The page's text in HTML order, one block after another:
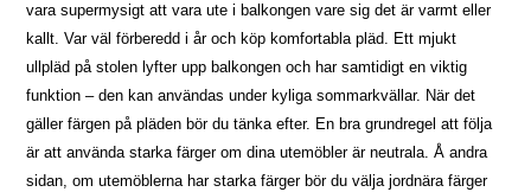
vara supermysigt att vara ute i balkongen vare sig det är varmt eller
kallt. Var väl förberedd i år och köp komfortabla pläd. Ett mjukt
ullpläd på stolen lyfter upp balkongen och har samtidigt en viktig
funktion – den kan användas under kyliga sommarkvällar. När det
gäller färgen på pläden bör du tänka efter. En bra grundregel att följa
är att använda starka färger om dina utemöbler är neutrala. Å andra
sidan, om utemöblerna har starka färger bör du välja jordnära färger